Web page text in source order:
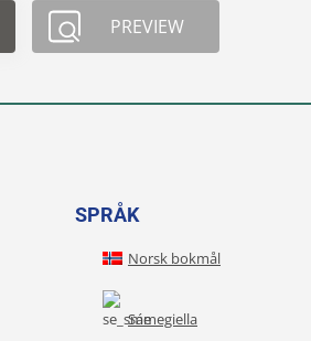
PREVIEW
SPRÅK
Norsk bokmål
Sámegiella